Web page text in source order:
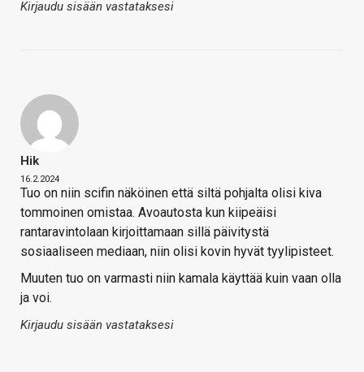
Kirjaudu sisään vastataksesi
Hik
16.2.2024
Tuo on niin scifin näköinen että siltä pohjalta olisi kiva
tommoinen omistaa. Avoautosta kun kiipeäisi
rantaravintolaan kirjoittamaan sillä päivitystä
sosiaaliseen mediaan, niin olisi kovin hyvät tyylipisteet.
Muuten tuo on varmasti niin kamala käyttää kuin vaan olla
ja voi.
Kirjaudu sisään vastataksesi